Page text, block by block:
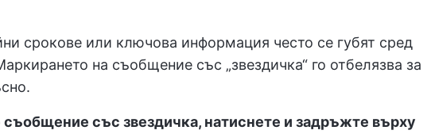
срокове или ключова информация често се губят сред
на съобщение със „звездичка“ го отбелязва за
съобщение със звездичка, натиснете и задръжте върху